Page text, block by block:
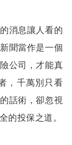
消息讓人看的
聞當作是一個
公司，才能真
，千萬別只看
話術，卻忽視
的投保之道。